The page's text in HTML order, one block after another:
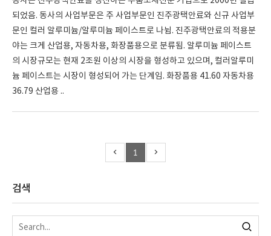
되었음. 동사의 사업부문은 주 사업부문인 진주광택안료와 신규 사업부
문인 컬러 알루미늄/알루미늄 페이스트로 나뉨. 진주광택안료의 적용분
야는 크게 산업용, 자동차용, 화장품용으로 분류됨. 알루미늄 페이스트
의 시장규모는 현재 2조원 이상의 시장을 형성하고 있으며, 컬러알루미
늄 페이스트는 시장이 형성되어 가는 단계임. 화장품용 41.60 자동차용
36.79 산업용 ..
1
검색